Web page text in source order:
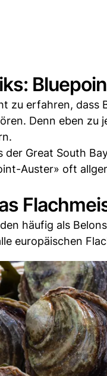
zu erfahren, dass
Denn eben zu
der Great South
Auster» oft
häufig als
europäischen